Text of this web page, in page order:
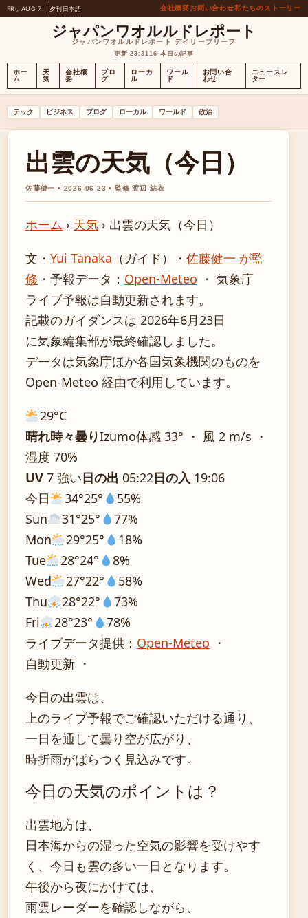
FRI, AUG 7 夕刊日本語 会社概要お問い合わせ私たちのストーリー
ジャパンワオルルドレポート
ジャパンワオルルドレポート デイリーブリーフ
更新 23:3116 本日の記事
ホー
ム
天
気
会社概
要
ブロ
グ
ローカ
ル
ワール
ド
お問い合
わせ
ニュースレ
ター
テック ビジネス ブログ ローカル ワールド 政治
出雲の天気（今日）
佐藤健一 • 2026-06-23 • 監修 渡辺 結衣
ホーム › 天気 › 出雲の天気（今日）
文・ Yui Tanaka （ガイド） ・ 佐藤健一 が監
修 ・ 予報データ： Open-Meteo ・ 気象庁
ライブ予報は自動更新されます。
記載のガイダンスは 2026年6月23日
に気象編集部が最終確認しました。
データは気象庁ほか各国気象機関のものを
Open-Meteo 経由で利用しています。
29°C
晴れ時々曇りIzumo体感 33° ・ 風 2 m/s ・
湿度 70%
UV 7 強い日の出 05:22日の入 19:06
今日
34°25°
55%
Sun
31°25°
77%
Mon
29°25°
18%
Tue
28°24°
8%
Wed
27°22°
58%
Thu
28°22°
73%
Fri
28°23°
78%
ライブデータ提供： Open-Meteo ・
自動更新 ・
今日の出雲は、
上のライブ予報でご確認いただける通り、
一日を通して曇り空が広がり、
時折雨がぱらつく見込みです。
今日の天気のポイントは？
出雲地方は、
日本海からの湿った空気の影響を受けやす
く、今日も雲の多い一日となります。
午後から夜にかけては、
雨雲レーダーを確認しながら、